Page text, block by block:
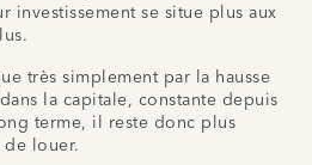
investissement se situe plus aux
très simplement par la hausse
la capitale, constante depuis
terme, il reste donc plus
de louer.